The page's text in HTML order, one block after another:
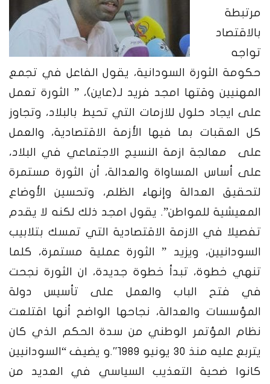
مرتبطة
بالاقتصاد
تواجه
حكومة الثورة السودانية، يقول الفاعل في تجمع
المهنيين وقتها امجد فريد لـ(عاين)، ” الثورة تعمل
على ايجاد حلول للازمات التي تحيط بالبلاد، وتجاوز
كل العقبات بما فيها الأزمة الاقتصادية، والعمل
على معالجة ازمة النسيج الاجتماعي في البلاد،
على أساس المساواة والعدالة، أن الثورة مستمرة
لتحقيق العدالة وإنهاء الظلم، وتحسين الأوضاع
المعيشية للمواطن”. يقول امجد ذلك لكنه لا يقدم
تفصيلا في الازمة الاقتصادية التي تمسك بتلابيب
السودانيين، ويزيد ” الثورة عملية مستمرة، كلما
تنهي خطوة، تبدأ خطوة جديدة، ان الثورة نجحت
في فتح الباب والعمل على تأسيس دولة
المؤسسات والعدالة، نجاحها الواضح أنها اقتلعت
نظام المؤتمر الوطني من سدة الحكم الذي كان
يتربع عليه منذ 30 يونيو 1989″.و يضيف “السودانيين
كانوا ضحية التعذيب السياسي في العديد من